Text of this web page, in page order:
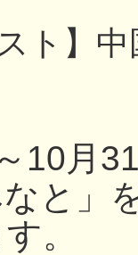
ト】
10月
なと
。